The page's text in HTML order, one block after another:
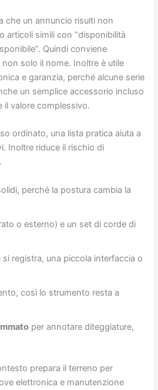
che un annuncio risulti non
articoli simili con “disponibilità
Quindi conviene
solo il nome. Inoltre è utile
e garanzia, perché alcune serie
un semplice accessorio incluso
il valore complessivo.
ordinato, una lista pratica aiuta a
Inoltre riduce il rischio di
perché la postura cambia la
o esterno) e un set di corde di
si registra, una piccola interfaccia o
così lo strumento resta a
per annotare diteggiature,
prepara il terreno per
elettronica e manutenzione